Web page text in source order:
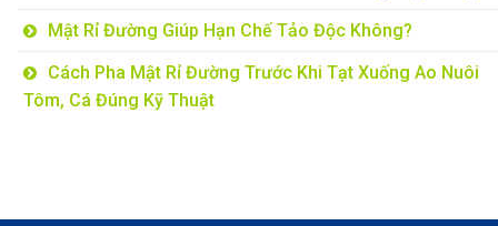
Mật Rỉ Đường Giúp Hạn Chế Tảo Độc Không?
Cách Pha Mật Rỉ Đường Trước Khi Tạt Xuống Ao Nuôi
Tôm, Cá Đúng Kỹ Thuật